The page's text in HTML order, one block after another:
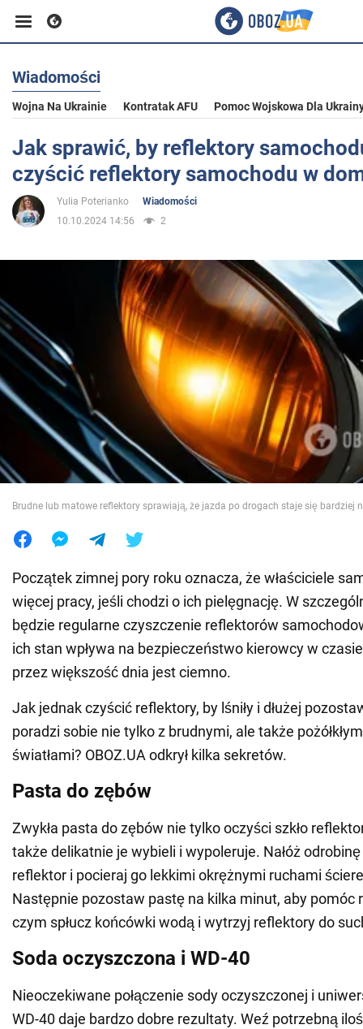
Biznes
Sport
Rozrywka
Społeczeństwo
Wojna na Ukrainie
Jedzenie
Wiadomości
Wojna Na Ukrainie Kontratak AFU Pomoc Wojskowa Dla
Jak sprawić, by reflektory
czyścić reflektory samochodu w
Yulia Poterianko
Wiadomości
10.10.2024 14:56
2
Brudne lub matowe reflektory sprawiają, że jazda po drogach staje się bardziej
Początek zimnej pory roku oznacza, że właściciele
więcej pracy, jeśli chodzi o ich pielęgnację. W
będzie regularne czyszczenie reflektorów
ich stan wpływa na bezpieczeństwo kierowcy w
przez większość dnia jest ciemno.
Jak jednak czyścić reflektory, by lśniły i dłużej
poradzi sobie nie tylko z brudnymi, ale także
światłami? OBOZ.UA odkrył kilka sekretów.
Pasta do zębów
Zwykła pasta do zębów nie tylko oczyści szkło
także delikatnie je wybieli i wypoleruje. Nałóż
reflektor i pocieraj go lekkimi okrężnymi ruchami
Następnie pozostaw pastę na kilka minut, aby pomóc
czym spłucz końcówki wodą i wytrzyj reflektory do
Soda oczyszczona i WD-40
Nieoczekiwane połączenie sody oczyszczonej i
WD-40 daje bardzo dobre rezultaty. Weź potrzebną